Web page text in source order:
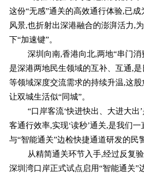
这份“无感”通关的高效通行体验,已
风景,也折射出深港融合的澎湃活力,
下“加速键”。
深圳向南,香港向北,两地“串门
是深港两地民生领域的互补、互通,
等领域深度交流需求的持续升温,这股
让双城生活似“同城”。
“口岸客流‘快进快出、大进大出
客通行效率,实现‘读秒’通关,是我们
与“智能通关”边检快捷通道研发的民
从精简通关环节入手,经过反复
深圳湾口岸正式试点启用“智能通关”